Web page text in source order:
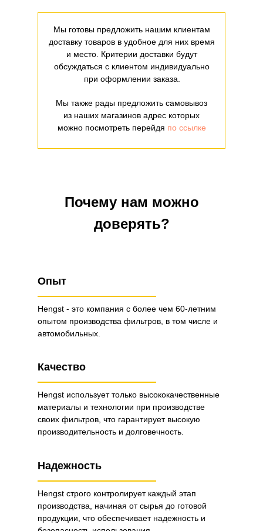
Мы готовы предложить нашим клиентам
доставку товаров в удобное для них время
и место. Критерии доставки будут
обсуждаться с клиентом индивидуально
при оформлении заказа.
Мы также рады предложить самовывоз
из наших магазинов адрес которых
можно посмотреть перейдя по ссылке
Почему нам можно
доверять?
Опыт
Hengst - это компания с более чем 60-летним
опытом производства фильтров, в том числе и
автомобильных.
Качество
Надежность
Hengst использует только высококачественные
материалы и технологии при производстве
своих фильтров, что гарантирует высокую
производительность и долговечность.
Hengst строго контролирует каждый этап
производства, начиная от сырья до готовой
продукции, что обеспечивает надежность и